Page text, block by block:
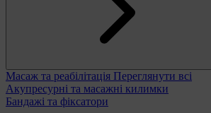
Масаж та реабілітація Переглянути всі
Акупресурні та масажні килимки
Бандажі та фіксатори